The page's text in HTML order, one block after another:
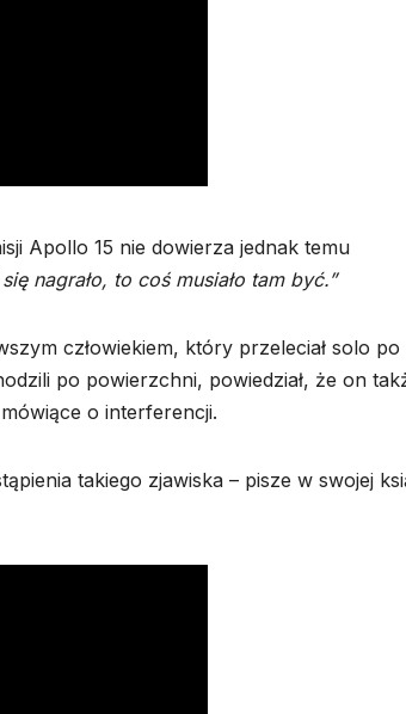
Apollo 15 nie dowierza jednak temu
nagrało, to coś musiało tam być.”
człowiekiem, który przeleciał solo po
po powierzchni, powiedział, że on
o interferencji.
takiego zjawiska – pisze w swojej